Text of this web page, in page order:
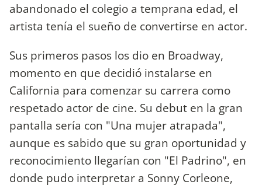
abandonado el colegio a temprana edad, el
artista tenía el sueño de convertirse en actor.
Sus primeros pasos los dio en Broadway,
momento en que decidió instalarse en
California para comenzar su carrera como
respetado actor de cine. Su debut en la gran
pantalla sería con "Una mujer atrapada",
aunque es sabido que su gran oportunidad y
reconocimiento llegarían con "El Padrino", en
donde pudo interpretar a Sonny Corleone,